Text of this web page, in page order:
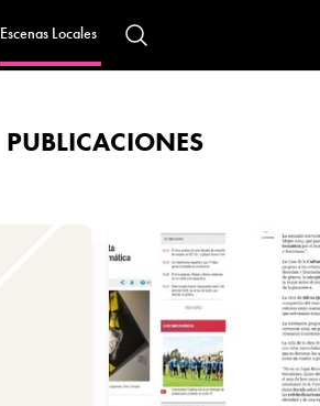
Escenas Locales
PUBLICACIONES